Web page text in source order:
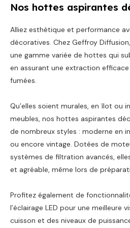
Nos hottes aspirantes
Alliez esthétique et performance
décoratives. Chez Geffroy
une gamme variée de hottes qui
en assurant une extraction
fumées.
Qu’elles soient murales, en îlot ou
meubles, nos hottes aspirantes
de nombreux styles : moderne en
ou encore vintage. Dotées de
systèmes de filtration avancés,
et agréable, même lors de
Profitez également de
l’éclairage LED pour une meilleure
cuisson et des niveaux de